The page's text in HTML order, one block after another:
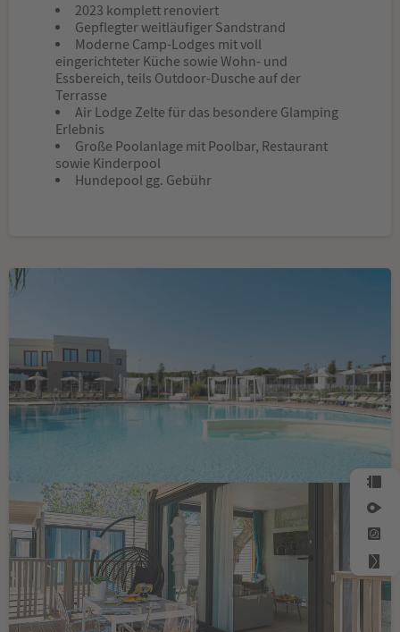
2023 komplett renoviert
Gepflegter weitläufiger Sandstrand
Moderne Camp-Lodges mit voll
eingerichteter Küche sowie Wohn- und
Essbereich, teils Outdoor-Dusche auf der
Terrasse
Air Lodge Zelte für das besondere Glamping
Erlebnis
Große Poolanlage mit Poolbar, Restaurant
sowie Kinderpool
Hundepool gg. Gebühr